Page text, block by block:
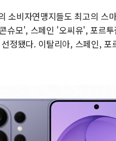
소비자연맹지들도 최고의 스
슈모', 스페인 '오씨유', 포르
정됐다. 이탈리아, 스페인,